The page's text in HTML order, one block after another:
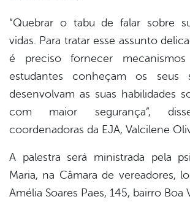
“Quebrar o tabu de falar sobre
vidas. Para tratar esse assunto
é preciso fornecer
estudantes conheçam os seus
desenvolvam as suas habilidades
com maior segurança”,
coordenadoras da EJA, Valcilene
A palestra será ministrada pela
Maria, na Câmara de vereadores,
Amélia Soares Paes, 145, bairro Boa